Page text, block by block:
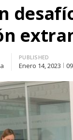
PUBLISHED
Enero 14, 2023